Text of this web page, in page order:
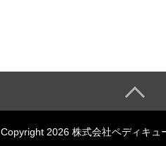
Copyright 2026 株式会社ペディキュ